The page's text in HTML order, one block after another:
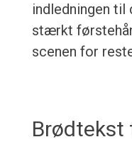
indledningen til
stærkt
scenen for
Brødtekst